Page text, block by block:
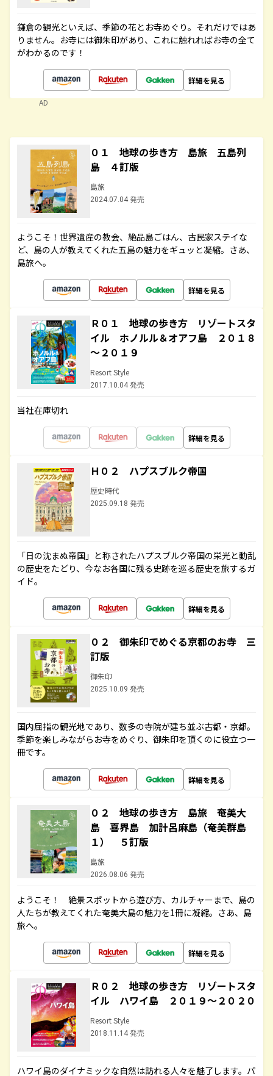
鎌倉の観光といえば、季節の花とお寺めぐり。それだけではあ
りません。お寺には御朱印があり、これに触れればお寺の全て
がわかるのです！
詳細を見る
AD
０１ 地球の歩き方 島旅 五島列
島 ４訂版
島旅
2024.07.04 発売
ようこそ！世界遺産の教会、絶品島ごはん、古民家ステイな
ど、島の人が教えてくれた五島の魅力をギュッと凝縮。さあ、
島旅へ。
詳細を見る
Ｒ０１ 地球の歩き方 リゾートスタ
イル ホノルル＆オアフ島 ２０１８
～２０１９
Resort Style
2017.10.04 発売
当社在庫切れ
詳細を見る
Ｈ０２ ハプスブルク帝国
歴史時代
2025.09.18 発売
「日の沈まぬ帝国」と称されたハプスブルク帝国の栄光と動乱
の歴史をたどり、今なお各国に残る史跡を巡る歴史を旅するガ
イド。
詳細を見る
０２ 御朱印でめぐる京都のお寺 三
訂版
御朱印
2025.10.09 発売
国内屈指の観光地であり、数多の寺院が建ち並ぶ古都・京都。
季節を楽しみながらお寺をめぐり、御朱印を頂くのに役立つ一
冊です。
詳細を見る
０２ 地球の歩き方 島旅 奄美大
島 喜界島 加計呂麻島（奄美群島
１） ５訂版
島旅
2026.08.06 発売
ようこそ！ 絶景スポットから遊び方、カルチャーまで、島の
人たちが教えてくれた奄美大島の魅力を1冊に凝縮。さあ、島
旅へ。
詳細を見る
Ｒ０２ 地球の歩き方 リゾートスタ
イル ハワイ島 ２０１９～２０２０
Resort Style
2018.11.14 発売
ハワイ島のダイナミックな自然は訪れる人々を魅了します。パ